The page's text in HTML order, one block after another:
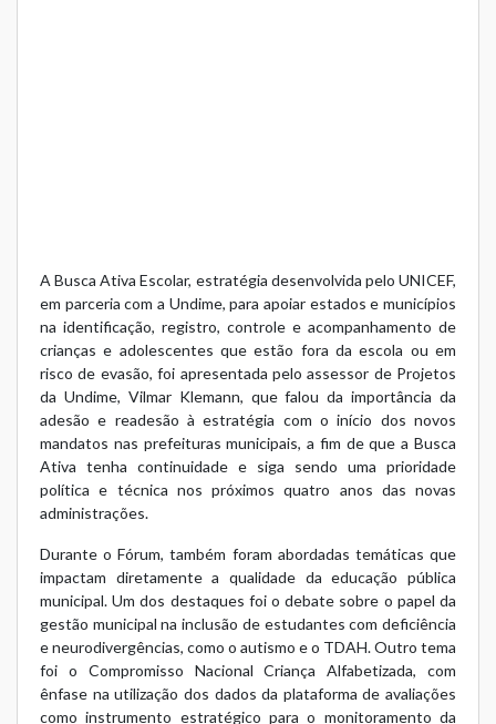
A Busca Ativa Escolar, estratégia desenvolvida pelo UNICEF,
em parceria com a Undime, para apoiar estados e municípios
na identificação, registro, controle e acompanhamento de
crianças e adolescentes que estão fora da escola ou em
risco de evasão, foi apresentada pelo assessor de Projetos
da Undime, Vilmar Klemann, que falou da importância da
adesão e readesão à estratégia com o início dos novos
mandatos nas prefeituras municipais, a fim de que a Busca
Ativa tenha continuidade e siga sendo uma prioridade
política e técnica nos próximos quatro anos das novas
administrações.
Durante o Fórum, também foram abordadas temáticas que
impactam diretamente a qualidade da educação pública
municipal. Um dos destaques foi o debate sobre o papel da
gestão municipal na inclusão de estudantes com deficiência
e neurodivergências, como o autismo e o TDAH. Outro tema
foi o Compromisso Nacional Criança Alfabetizada, com
ênfase na utilização dos dados da plataforma de avaliações
como instrumento estratégico para o monitoramento da